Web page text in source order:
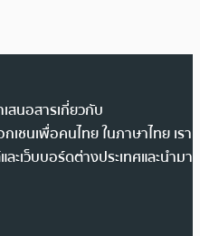
สนอสารเกี่ยวกับ
เชนเพื่อคนไทย ในภาษาไทย เรา
เว็บบอร์ดต่างประเทศและนำมา